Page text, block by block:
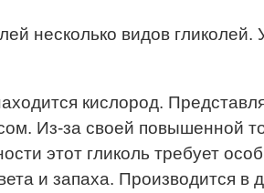
несколько видов
кислород.
Из-за своей повышенной
этот гликоль требует
и запаха. Производится в